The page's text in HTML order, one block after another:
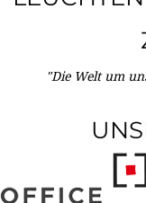
"Die Welt um